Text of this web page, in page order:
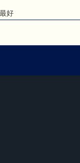
好